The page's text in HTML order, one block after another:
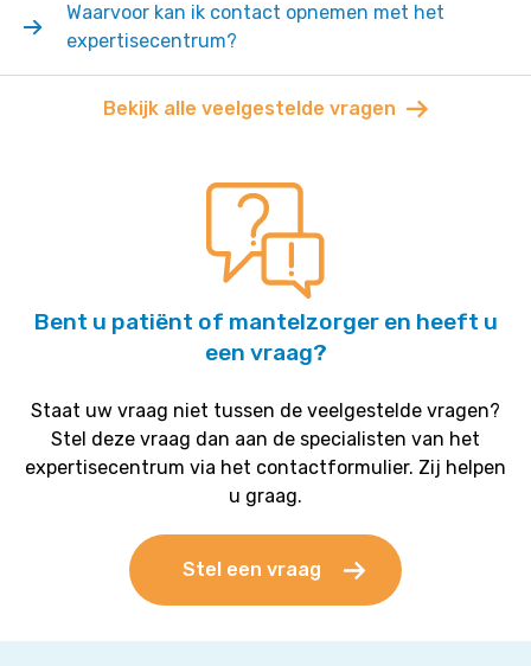
Waarvoor kan ik contact opnemen met het
expertisecentrum?
Bekijk alle veelgestelde vragen
Bent u patiënt of mantelzorger en heeft u
een vraag?
Staat uw vraag niet tussen de veelgestelde vragen?
Stel deze vraag dan aan de specialisten van het
expertisecentrum via het contactformulier. Zij helpen
u graag.
Stel een vraag